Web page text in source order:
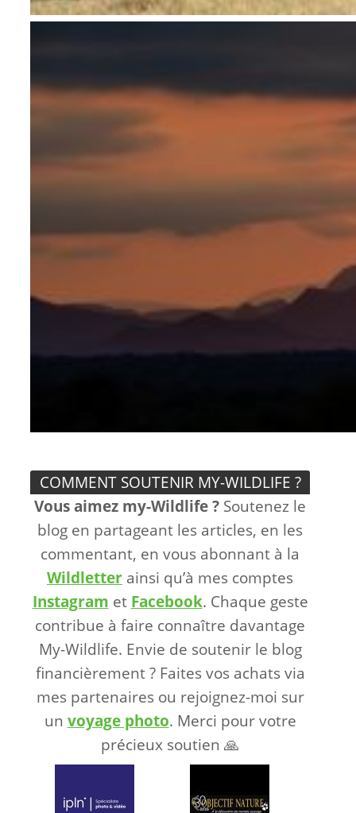
COMMENT SOUTENIR MY-WILDLIFE ?
Vous aimez my-Wildlife ? Soutenez le
blog en partageant les articles, en les
commentant, en vous abonnant à la
Wildletter ainsi qu’à mes comptes
Instagram et Facebook. Chaque geste
contribue à faire connaître davantage
My-Wildlife. Envie de soutenir le blog
financièrement ? Faites vos achats via
mes partenaires ou rejoignez-moi sur
un voyage photo. Merci pour votre
précieux soutien 🙏